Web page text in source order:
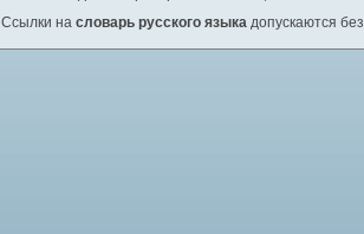
Ссылки на словарь русского языка допускаются